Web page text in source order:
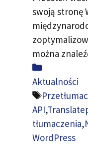
swoją stronę
można
Kategoria
Aktualności
Tagi
API,
tłumaczenia,
WordPress